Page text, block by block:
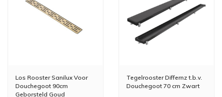
Los Rooster Sanilux Voor
Douchegoot 90cm
Geborsteld Goud
Tegelrooster Differnz t.b.v.
Douchegoot 70 cm Zwart